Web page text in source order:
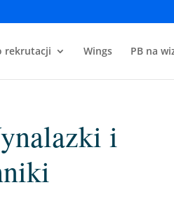
rekrutacji Wings PB na
i